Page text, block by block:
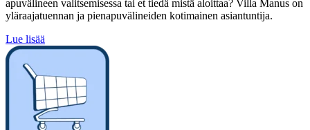
apuvälineen valitsemisessa tai et tiedä mistä aloittaa? Villa Manus on
yläraajatuennan ja pienapuvälineiden kotimainen asiantuntija.
Lue lisää